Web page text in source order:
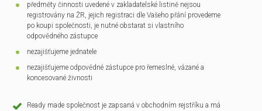
předměty činnosti uvedené v zakladatelské listině nejsou
registrovány na ŽR, jejich registraci dle Vašeho přání provedeme
po koupi společnosti, je nutné obstarat si vlastního
odpovědného zástupce
nezajišťujeme jednatele
nezajišťujeme odpovědné zástupce pro řemeslné, vázané a
koncesované živnosti
Ready made společnost je zapsaná v obchodním rejstříku a má